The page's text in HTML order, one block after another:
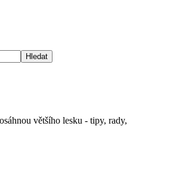
Hledat
většího lesku - tipy, rady,